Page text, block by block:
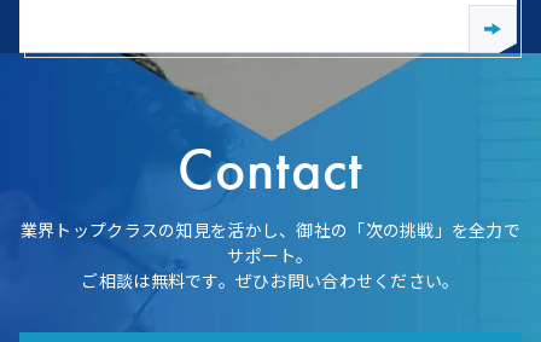
Contact
業界トップクラスの知見を活かし、御社の「次の挑戦」を全力で
サポート。
ご相談は無料です。ぜひお問い合わせください。